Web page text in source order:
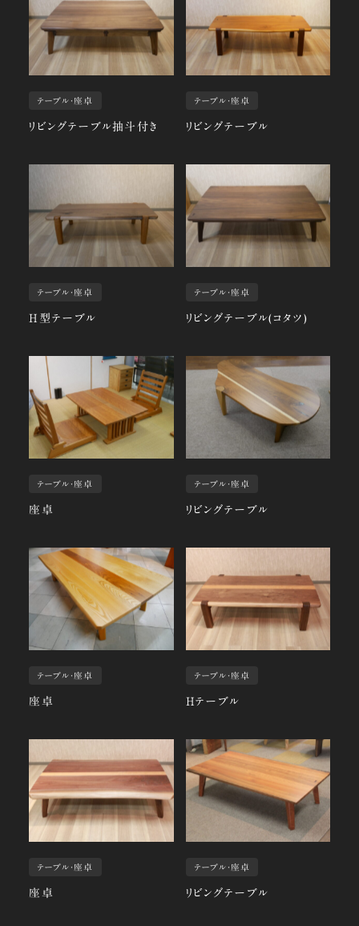
テーブル・座卓
リビングテーブル抽斗付き
テーブル・座卓
リビングテーブル
テーブル・座卓
H型テーブル
テーブル・座卓
リビングテーブル(コタツ)
テーブル・座卓
座卓
テーブル・座卓
リビングテーブル
テーブル・座卓
座卓
テーブル・座卓
Hテーブル
テーブル・座卓
座卓
テーブル・座卓
リビングテーブル